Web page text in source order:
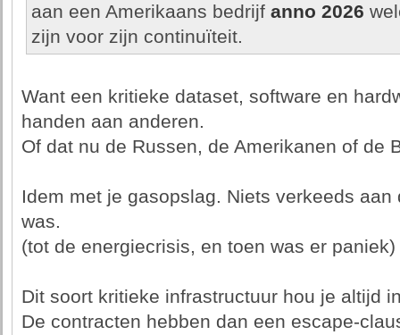
aan een Amerikaans bedrijf anno 2026
zijn voor zijn continuïteit.
Want een kritieke dataset, software en
handen aan anderen.
Of dat nu de Russen, de Amerikanen of de
Idem met je gasopslag. Niets verkeeds
was.
(tot de energiecrisis, en toen was er paniek)
Dit soort kritieke infrastructuur hou je altijd
De contracten hebben dan een escape-